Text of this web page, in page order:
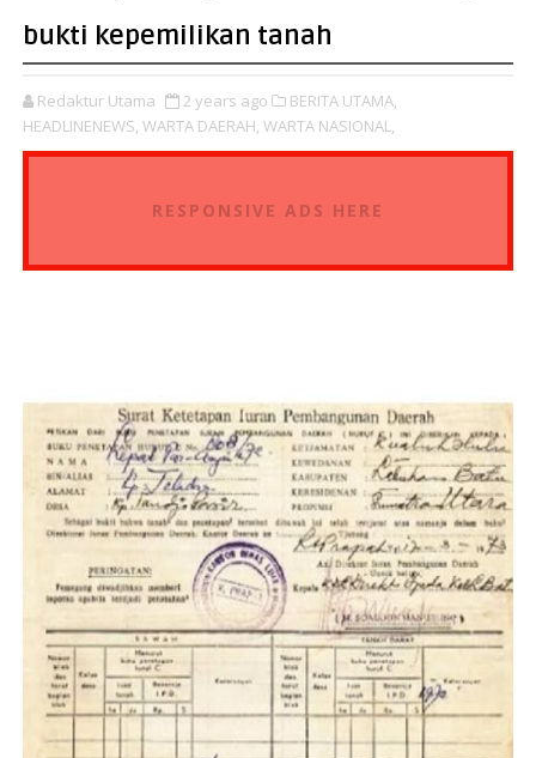
bukti kepemilikan tanah
Redaktur Utama 2 years ago
BERITA UTAMA,
HEADLINENEWS, WARTA DAERAH, WARTA NASIONAL,
RESPONSIVE ADS HERE